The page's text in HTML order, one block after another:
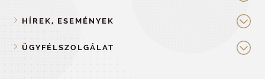
HÍREK, ESEMÉNYEK
ÜGYFÉLSZOLGÁLAT